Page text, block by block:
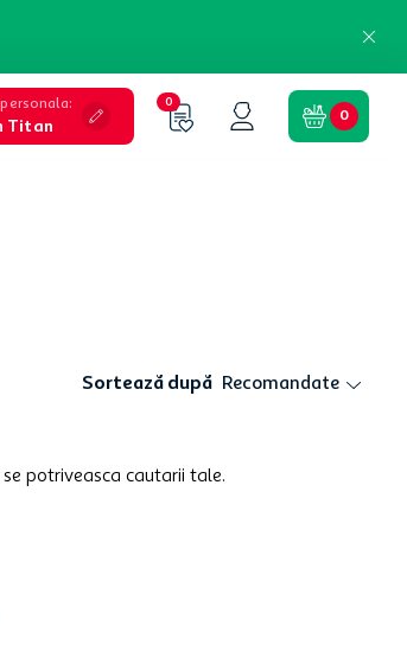
personala:
Titan
0
0
Sortează după Recomandate
se potriveasca cautarii tale.